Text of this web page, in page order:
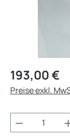
Regulärer Preis:
193,00 €
Preise exkl.
Produkt